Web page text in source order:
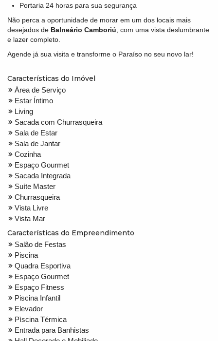
Portaria 24 horas para sua segurança
Não perca a oportunidade de morar em um dos locais mais
desejados de Balneário Camboriú , com uma vista deslumbrante
e lazer completo.
Agende já sua visita e transforme o Paraíso no seu novo lar!
Características do Imóvel
Área de Serviço
Estar Íntimo
Living
Sacada com Churrasqueira
Sala de Estar
Sala de Jantar
Cozinha
Espaço Gourmet
Sacada Integrada
Suíte Master
Churrasqueira
Vista Livre
Vista Mar
Características do Empreendimento
Salão de Festas
Piscina
Quadra Esportiva
Espaço Gourmet
Espaço Fitness
Piscina Infantil
Elevador
Pìscina Térmica
Entrada para Banhistas